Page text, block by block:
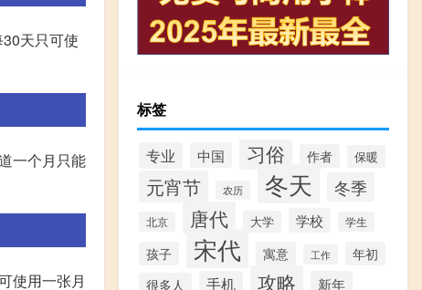
天只可使
一个月只能
使用一张月
标签
专业 中国 习俗 作者 保暖
元宵节 农历 冬天 冬季
北京 唐代 大学 学校 学生
孩子 宋代 寓意 工作
年初
很多人
手机 攻略 新年